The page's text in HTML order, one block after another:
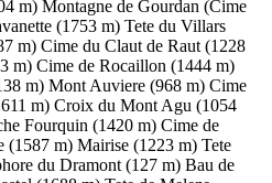
m) Montagne de Gourdan (Cime
(1753 m) Tete du Villars
m) Cime du Claut de Raut (1228
m) Cime de Rocaillon (1444 m)
m) Mont Auviere (968 m) Cime
m) Croix du Mont Agu (1054
Fourquin (1420 m) Cime de
(1587 m) Mairise (1223 m) Tete
du Dramont (127 m) Bau de